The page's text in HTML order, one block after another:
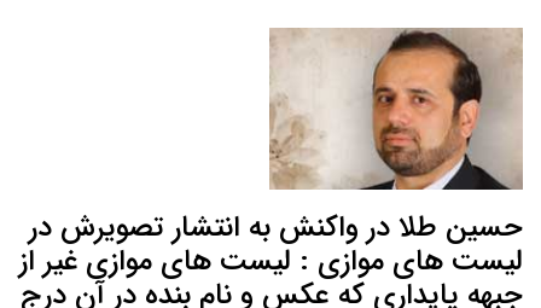
حسین طلا در واکنش به انتشار تصویرش در
لیست های موازی : لیست های موازی غیر از
جبهه پایداری که عکس و نام بنده در آن درج